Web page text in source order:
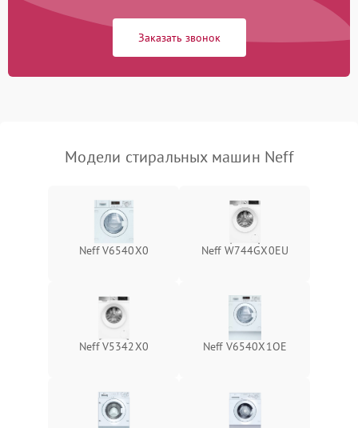
Заказать звонок
Модели стиральных машин Neff
Neff V6540X0 Neff W744GX0EU
Neff V5342X0 Neff V6540X1OE